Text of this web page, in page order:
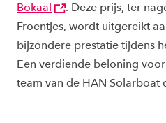
Bokaal
. Deze prijs, ter
Froentjes, wordt uitgereikt
bijzondere prestatie tijdens
Een verdiende beloning
team van de HAN Solarboat